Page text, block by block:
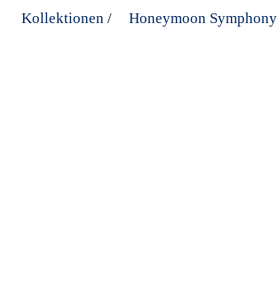
Kollektionen / Honeymoon Symphony